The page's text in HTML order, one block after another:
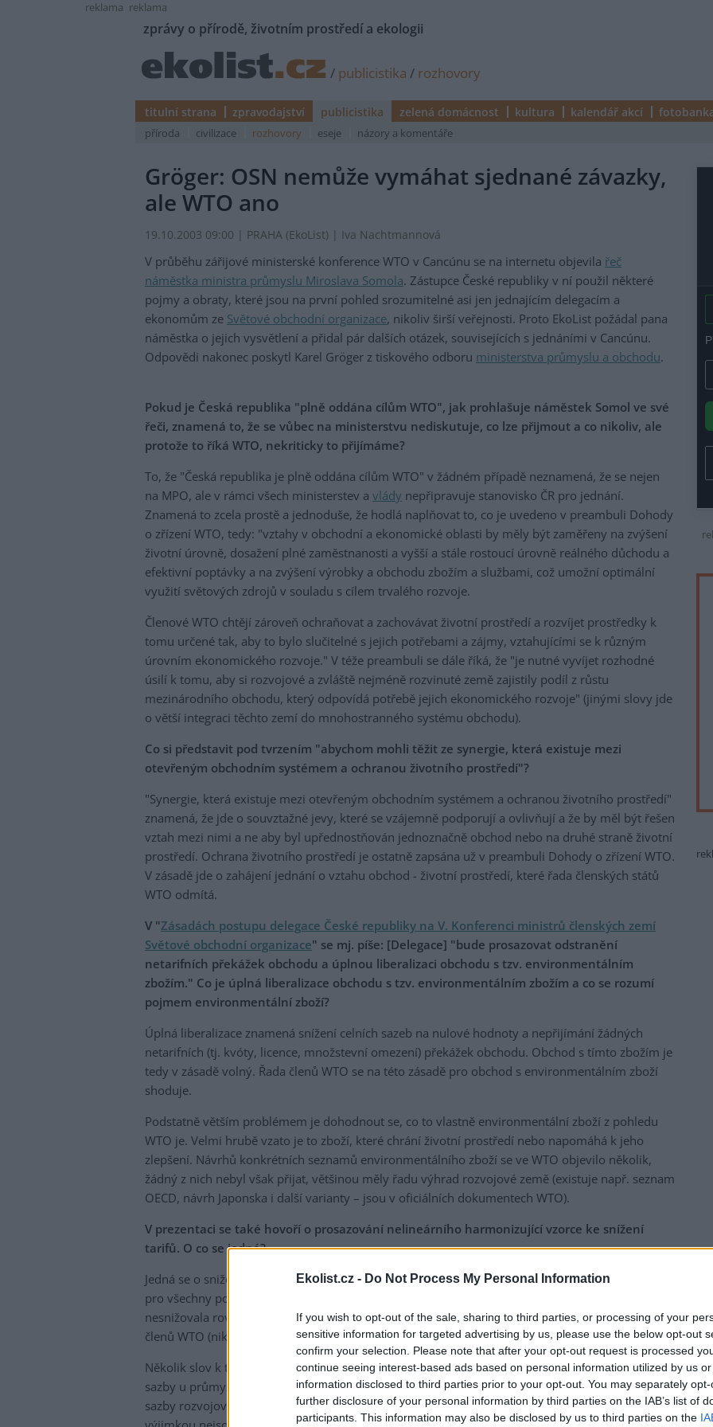
Ekolist.cz - Do Not Process My Personal Information
If you wish to opt-out of the sale, sharing to third parties, or processing of your
sensitive information for targeted advertising by us, please use the below opt-out
confirm your selection. Please note that after your opt-out request is processed
continue seeing interest-based ads based on personal information utilized by us
information disclosed to third parties prior to your opt-out. You may separately
further disclosure of your personal information by third parties on the IAB’s list of
participants. This information may also be disclosed by us to third parties on the
reklama reklama
zprávy o přírodě, životním prostředí a ekologii
/ publicistika / rozhovory
titulní strana zpravodajství publicistika zelená domácnost kultura kalendář akcí
příroda civilizace rozhovory eseje názory a komentáře
Gröger: OSN nemůže vymáhat sjednané závazky,
ale WTO ano
19.10.2003 09:00 | PRAHA (EkoList) | Iva Nachtmannová
V průběhu zářijové ministerské konference WTO v Cancúnu se na internetu objevila řeč
náměstka ministra průmyslu Miroslava Somola. Zástupce České republiky v ní použil některé
pojmy a obraty, které jsou na první pohled srozumitelné asi jen jednajícím delegacím a
ekonomům ze Světové obchodní organizace, nikoliv širší veřejnosti. Proto EkoList požádal pana
náměstka o jejich vysvětlení a přidal pár dalších otázek, souvisejících s jednáními v Cancúnu.
Odpovědi nakonec poskytl Karel Gröger z tiskového odboru ministerstva průmyslu a obchodu.
Pokud je Česká republika "plně oddána cílům WTO", jak prohlašuje náměstek Somol ve své
řeči, znamená to, že se vůbec na ministerstvu nediskutuje, co lze přijmout a co nikoliv, ale
protože to říká WTO, nekriticky to přijímáme?
To, že "Česká republika je plně oddána cílům WTO" v žádném případě neznamená, že se nejen
na MPO, ale v rámci všech ministerstev a vlády nepřipravuje stanovisko ČR pro jednání.
Znamená to zcela prostě a jednoduše, že hodlá naplňovat to, co je uvedeno v preambuli Dohody
o zřízení WTO, tedy: "vztahy v obchodní a ekonomické oblasti by měly být zaměřeny na zvýšení
životní úrovně, dosažení plné zaměstnanosti a vyšší a stále rostoucí úrovně reálného důchodu a
efektivní poptávky a na zvýšení výrobky a obchodu zbožím a službami, což umožní optimální
využití světových zdrojů v souladu s cílem trvalého rozvoje.
Členové WTO chtějí zároveň ochraňovat a zachovávat životní prostředí a rozvíjet prostředky k
tomu určené tak, aby to bylo slučitelné s jejich potřebami a zájmy, vztahujícími se k různým
úrovním ekonomického rozvoje." V téže preambuli se dále říká, že "je nutné vyvíjet rozhodné
úsilí k tomu, aby si rozvojové a zvláště nejméně rozvinuté země zajistily podíl z růstu
mezinárodního obchodu, který odpovídá potřebě jejich ekonomického rozvoje" (jinými slovy jde
o větší integraci těchto zemí do mnohostranného systému obchodu).
Co si představit pod tvrzením "abychom mohli těžit ze synergie, která existuje mezi
otevřeným obchodním systémem a ochranou životního prostředí"?
"Synergie, která existuje mezi otevřeným obchodním systémem a ochranou životního prostředí"
znamená, že jde o souvztažné jevy, které se vzájemně podporují a ovlivňují a že by měl být řešen
vztah mezi nimi a ne aby byl upřednostňován jednoznačně obchod nebo na druhé straně životní
prostředí. Ochrana životního prostředí je ostatně zapsána už v preambuli Dohody o zřízení WTO.
V zásadě jde o zahájení jednání o vztahu obchod - životní prostředí, které řada členských států
WTO odmítá.
V "Zásadách postupu delegace České republiky na V. Konferenci ministrů členských zemí
Světové obchodní organizace" se mj. píše: [Delegace] "bude prosazovat odstranění
netarifních překážek obchodu a úplnou liberalizaci obchodu s tzv. environmentálním
zbožím." Co je úplná liberalizace obchodu s tzv. environmentálním zbožím a co se rozumí
pojmem environmentální zboží?
Úplná liberalizace znamená snížení celních sazeb na nulové hodnoty a nepřijímání žádných
netarifních (tj. kvóty, licence, množstevní omezení) překážek obchodu. Obchod s tímto zbožím je
tedy v zásadě volný. Řada členů WTO se na této zásadě pro obchod s environmentálním zboží
shoduje.
Podstatně větším problémem je dohodnout se, co to vlastně environmentální zboží z pohledu
WTO je. Velmi hrubě vzato je to zboží, které chrání životní prostředí nebo napomáhá k jeho
zlepšení. Návrhů konkrétních seznamů environmentálního zboží se ve WTO objevilo několik,
žádný z nich nebyl však přijat, většinou měly řadu výhrad rozvojové země (existuje např. seznam
OECD, návrh Japonska i další varianty – jsou v oficiálních dokumentech WTO).
V prezentaci se také hovoří o prosazování nelineárního harmonizující vzorce ke snížení
tarifů. O co se jedná?
Jedná se o snižování cel u průmyslových výrobků. Jde o vzorec, který má být použit ke snížení cel
pro všechny položky těchto výrobků. Nelineární znamená takovou formu, která by cla
nesnižovala rovnoměrně. Harmonizační znamená, že se mají sblížit úrovně celních sazeb všech
členů WTO (nikoli na stejnou úroveň, pouze rozdíl mezi nimi se má zmenšit).
Několik slov k tomu, proč tato formulace. V současné době mají vyspělé státy průměrné celní
sazby u průmyslových výrobků do 5 %, výjimečně v rozmezí o málo vyšším. Průměrné celní
sazby rozvojových zemí se i u průmyslových výrobků pohybují v desítkách procent, žádnou